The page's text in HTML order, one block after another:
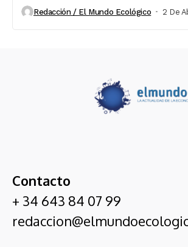
Redacción / El Mundo Ecológico 2 De
Contacto
+ 34 643 84 07 99